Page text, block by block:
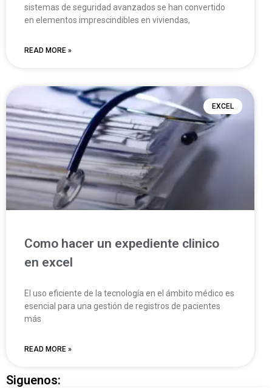
sistemas de seguridad avanzados se han convertido
en elementos imprescindibles en viviendas,
READ MORE »
EXCEL
Como hacer un expediente clinico
en excel
El uso eficiente de la tecnología en el ámbito médico es
esencial para una gestión de registros de pacientes
más
READ MORE »
Siguenos: